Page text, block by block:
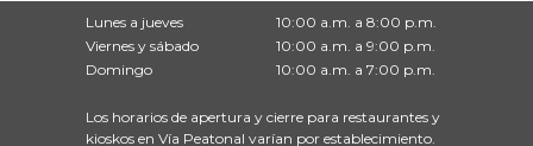
Lunes a jueves
10:00 a.m. a 8:00 p.m.
Viernes y sábado
10:00 a.m. a 9:00 p.m.
Domingo
10:00 a.m. a 7:00 p.m.
Los horarios de apertura y cierre para restaurantes y
kioskos en Vía Peatonal varían por establecimiento.